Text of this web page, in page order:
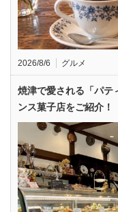
2026/8/6 グルメ
焼津で愛される「パテ
ンス菓子店をご紹介！